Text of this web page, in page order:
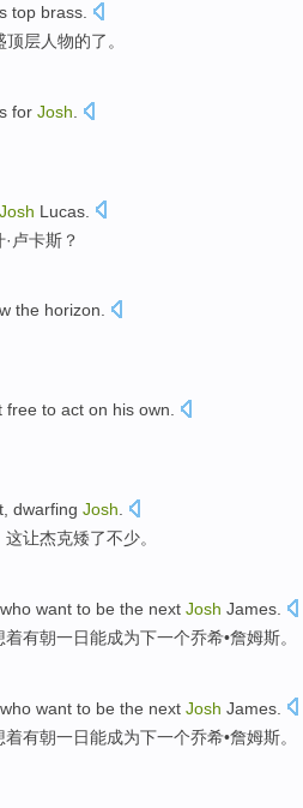
top brass.
顶层人物的了。
for Josh
Josh Lucas
·卢卡斯？
the horizon.
free to act on his own.
dwarfing Josh
这让杰克矮了不少。
want to be the next Josh James
着有朝一日能成为下一个乔希•詹姆斯。
want to be the next Josh James
着有朝一日能成为下一个乔希•詹姆斯。